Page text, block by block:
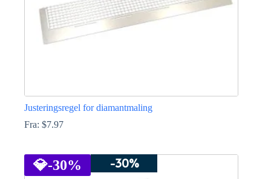
Justeringsregel for diamantmaling
Fra: $7.97
har
flere
💎-30% -30%